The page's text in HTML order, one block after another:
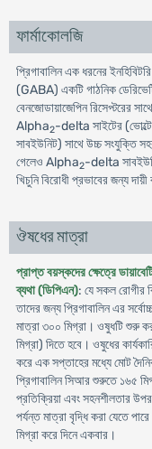
ফার্মাকোলজি
প্রিগাবালিন এক ধরনের
(GABA) একটি গাঠনিক
বেনজোডায়াজেপিন রিসেপ্টরের
Alpha2-delta সাইটের
সাবইউনিট) সাথে উচ্চ সংযুক্তি
গেলেও Alpha2-delta
খিচুনি বিরোধী প্রভাবের জন্য
ঔষধের মাত্রা
প্রাপ্ত বয়স্কদের ক্ষেত্রে
ব্যথা (ডিপিএন): যে সকল রোগীর
তাদের জন্য প্রিগাবালিন এর
মাত্রা ৩০০ মিগ্রা। ওষুধটি শুরু
মিগ্রা) দিতে হবে। ওষুধের
করে এক সপ্তাহের মধ্যে মোট
প্রিগাবালিন সিআর শুরুতে ১৬৫
প্রতিক্রিয়া এবং সহনশীলতার
পর্যন্ত মাত্রা বৃদ্ধি করা যেতে
মিগ্রা করে দিনে একবার।